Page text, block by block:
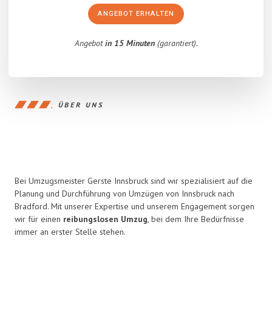
ANGEBOT ERHALTEN
Angebotin 15 Minuten(garantiert).
ÜBER UNS
Bei Umzugsmeister Gerste Innsbruck sind wir spezialisiert auf die
Planung und Durchführung von Umzügen von Innsbruck nach
Bradford. Mit unserer Expertise und unserem Engagement sorgen
wir für einen reibungslosen Umzug, bei dem Ihre Bedürfnisse
immer an erster Stelle stehen.